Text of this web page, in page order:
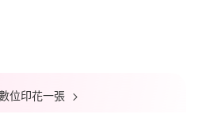
位印花一張